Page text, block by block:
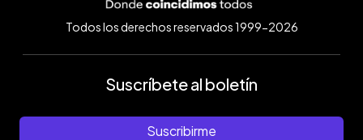
Todos los derechos reservados 1999-2026
Suscríbete al boletín
Suscribirme